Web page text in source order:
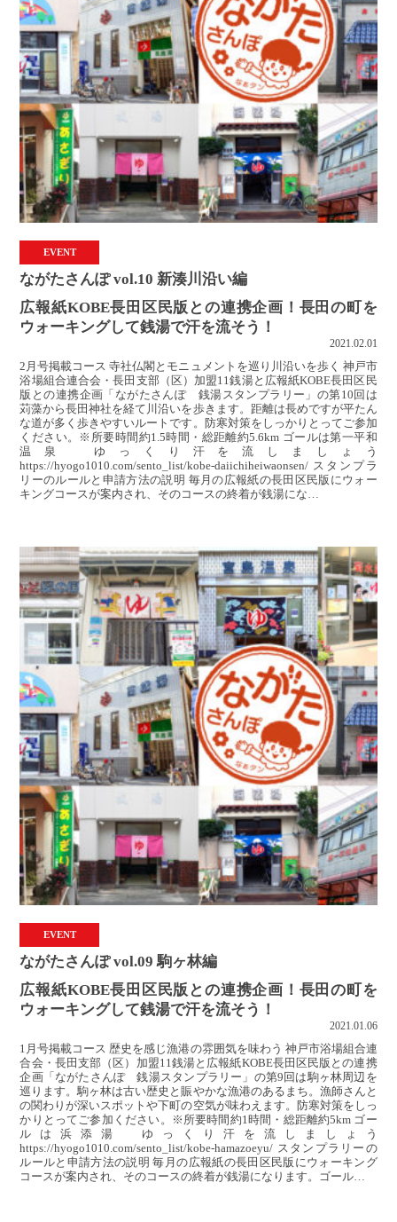
EVENT
ながたさんぽ vol.10 新湊川沿い編
広報紙KOBE長田区民版との連携企画！長田の町を
ウォーキングして銭湯で汗を流そう！
2021.02.01
2月号掲載コース 寺社仏閣とモニュメントを巡り川沿いを歩く 神戸市
浴場組合連合会・長田支部（区）加盟11銭湯と広報紙KOBE長田区民
版との連携企画「ながたさんぽ 銭湯スタンプラリー」の第10回は
苅藻から長田神社を経て川沿いを歩きます。距離は長めですが平たん
な道が多く歩きやすいルートです。防寒対策をしっかりとってご参加
ください。※所要時間約1.5時間・総距離約5.6km ゴールは第一平和
温泉 ゆっくり汗を流しましょう
https://hyogo1010.com/sento_list/kobe-daiichiheiwaonsen/ スタンプラ
リーのルールと申請方法の説明 毎月の広報紙の長田区民版にウォー
キングコースが案内され、そのコースの終着が銭湯にな…
EVENT
ながたさんぽ vol.09 駒ヶ林編
広報紙KOBE長田区民版との連携企画！長田の町を
ウォーキングして銭湯で汗を流そう！
2021.01.06
1月号掲載コース 歴史を感じ漁港の雰囲気を味わう 神戸市浴場組合連
合会・長田支部（区）加盟11銭湯と広報紙KOBE長田区民版との連携
企画「ながたさんぽ 銭湯スタンプラリー」の第9回は駒ヶ林周辺を
巡ります。駒ヶ林は古い歴史と賑やかな漁港のあるまち。漁師さんと
の関わりが深いスポットや下町の空気が味わえます。防寒対策をしっ
かりとってご参加ください。※所要時間約1時間・総距離約5km ゴー
ルは浜添湯 ゆっくり汗を流しましょう
https://hyogo1010.com/sento_list/kobe-hamazoeyu/ スタンプラリーの
ルールと申請方法の説明 毎月の広報紙の長田区民版にウォーキング
コースが案内され、そのコースの終着が銭湯になります。ゴール…